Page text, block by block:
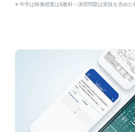
※ 中学は映像授業は5教科・演習問題は実技を含めた